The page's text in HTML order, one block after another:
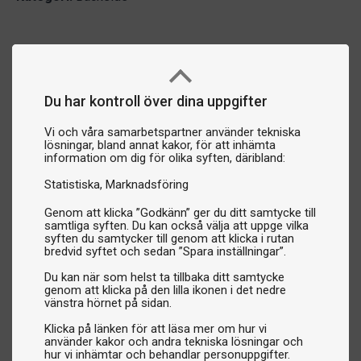
Du har kontroll över dina uppgifter
Vi och våra samarbetspartner använder tekniska
lösningar, bland annat kakor, för att inhämta
information om dig för olika syften, däribland:
Statistiska Marknadsföring
Genom att klicka ”Godkänn” ger du ditt samtycke till
samtliga syften. Du kan också välja att uppge vilka
syften du samtycker till genom att klicka i rutan
bredvid syftet och sedan ”Spara inställningar”.
Du kan när som helst ta tillbaka ditt samtycke
genom att klicka på den lilla ikonen i det nedre
vänstra hörnet på sidan.
Klicka på länken för att läsa mer om hur vi
använder kakor och andra tekniska lösningar och